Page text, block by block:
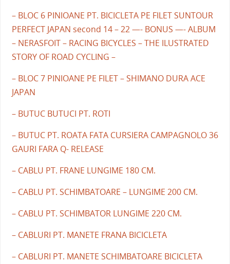
– BLOC 6 PINIOANE PT. BICICLETA PE FILET SUNTOUR
PERFECT JAPAN second 14 – 22 —- BONUS —- ALBUM
– NERASFOIT – RACING BICYCLES – THE ILUSTRATED
STORY OF ROAD CYCLING –
– BLOC 7 PINIOANE PE FILET – SHIMANO DURA ACE
JAPAN
– BUTUC BUTUCI PT. ROTI
– BUTUC PT. ROATA FATA CURSIERA CAMPAGNOLO 36
GAURI FARA Q- RELEASE
– CABLU PT. FRANE LUNGIME 180 CM.
– CABLU PT. SCHIMBATOARE – LUNGIME 200 CM.
– CABLU PT. SCHIMBATOR LUNGIME 220 CM.
– CABLURI PT. MANETE FRANA BICICLETA
– CABLURI PT. MANETE SCHIMBATOARE BICICLETA